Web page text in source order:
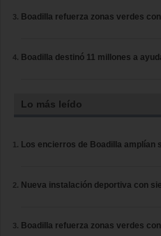
Boadilla refuerza zonas verdes
Boadilla destinó 11 millones a
Lo más leído
Los encierros de Boadilla amplían
Nueva instalación deportiva con
Boadilla refuerza zonas verdes